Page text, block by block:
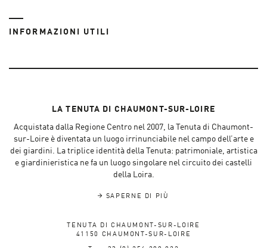
INFORMAZIONI UTILI
LA TENUTA DI CHAUMONT-SUR-LOIRE
Acquistata dalla Regione Centro nel 2007, la Tenuta di Chaumont-
sur-Loire è diventata un luogo irrinunciabile nel campo dell’arte e
dei giardini. La triplice identità della Tenuta: patrimoniale, artistica
e giardinieristica ne fa un luogo singolare nel circuito dei castelli
della Loira.
SAPERNE DI PIÙ
TENUTA DI CHAUMONT-SUR-LOIRE
41150 CHAUMONT-SUR-LOIRE